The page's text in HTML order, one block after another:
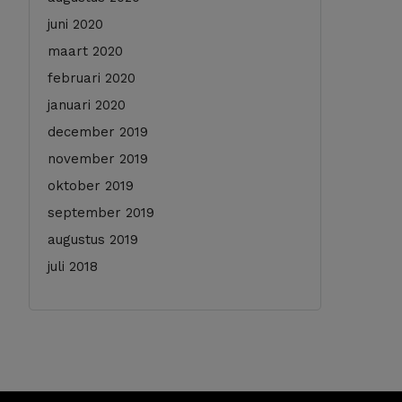
juni 2020
maart 2020
februari 2020
januari 2020
december 2019
november 2019
oktober 2019
september 2019
augustus 2019
juli 2018